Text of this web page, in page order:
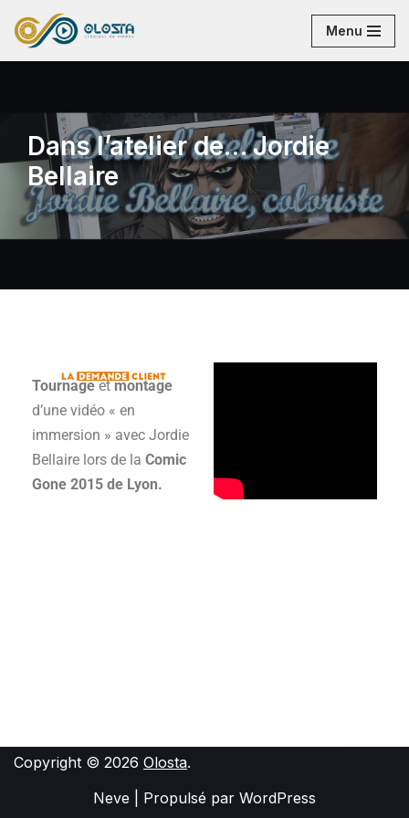
Aller
Menu
Dans l’atelier de… Jordie
Bellaire
Tournageetmontage
d’une vidéo « en
immersion » avec Jordie
Bellaire lors de la Comic
Gone 2015 de Lyon.
Copyright © 2026 Olosta.
Neve | Propulsé par WordPress